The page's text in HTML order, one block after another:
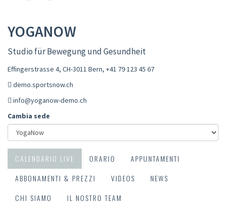
YOGANOW
Studio für Bewegung und Gesundheit
Effingerstrasse 4, CH-3011 Bern, +41 79 123 45 67
demo.sportsnow.ch
info@yoganow-demo.ch
Cambia sede
CALENDARIO LIVE ORARIO
APPUNTAMENTI
ABBONAMENTI & PREZZI
VIDEOS
NEWS
CHI SIAMO
IL NOSTRO TEAM